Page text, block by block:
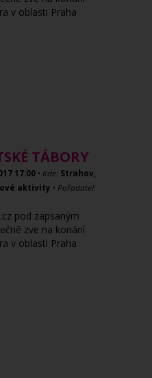
v oblasti Praha
TÁBORY
17:00 • Kde: Strahov,
aktivity • Pořadatel:
pod zapsaným
zve na konání
v oblasti Praha